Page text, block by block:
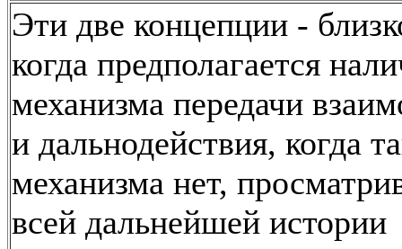
Эти две концепции -
когда предполагается
механизма передачи
и дальнодействия, когда
механизма нет,
всей дальнейшей истории